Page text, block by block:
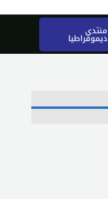
منتدى
ديموقراطيا